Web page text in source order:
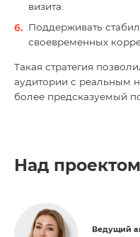
визита.
Поддерживать
своевременных
Такая стратегия
аудитории с реальным
более предсказуемый
Над
Ведущий